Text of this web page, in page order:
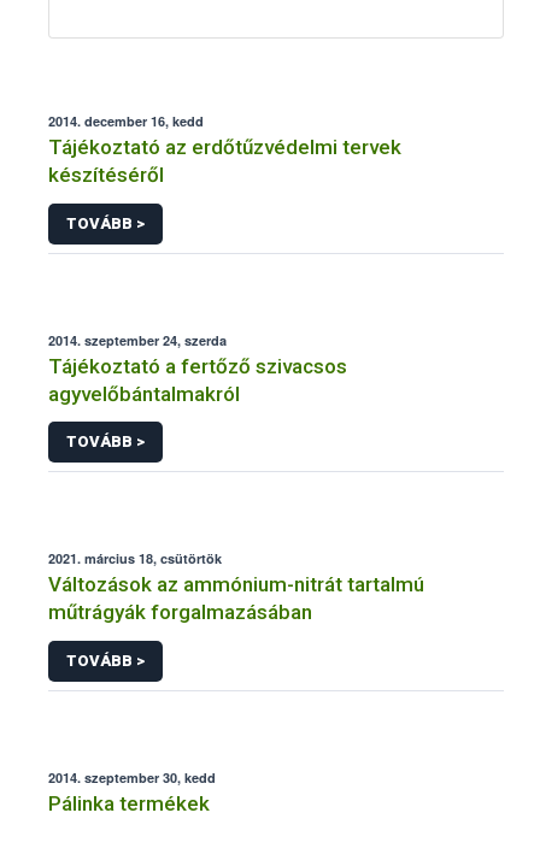
2014. december 16, kedd
Tájékoztató az erdőtűzvédelmi tervek
készítéséről
TOVÁBB >
2014. szeptember 24, szerda
Tájékoztató a fertőző szivacsos
agyvelőbántalmakról
TOVÁBB >
2021. március 18, csütörtök
Változások az ammónium-nitrát tartalmú
műtrágyák forgalmazásában
TOVÁBB >
2014. szeptember 30, kedd
Pálinka termékek